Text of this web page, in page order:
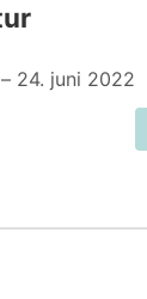
24. juni 2022